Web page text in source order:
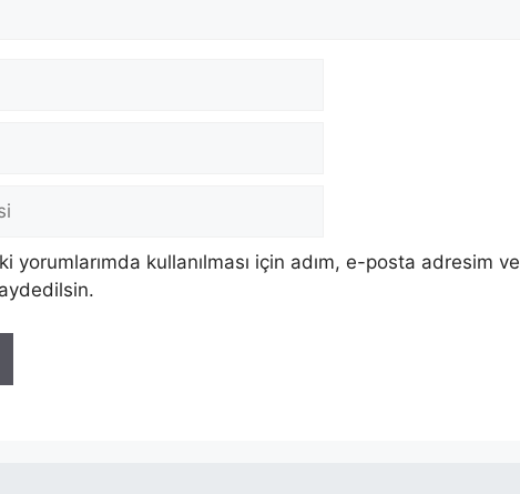
yorumlarımda kullanılması için adım, e-posta adresim